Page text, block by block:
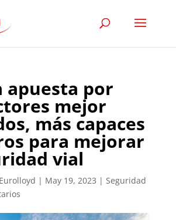
apuesta por
mejor
más capaces
para mejorar
vial
| May 19, 2023 | Seguridad